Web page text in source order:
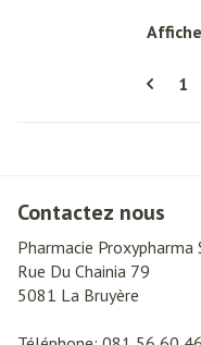
1
Contactez nous
Pharmacie Proxypharma
Rue Du Chainia 79
5081 La Bruyère